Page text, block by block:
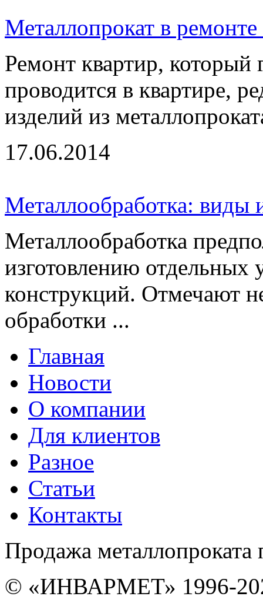
Металлопрокат в ремонте
Ремонт квартир, который
проводится в квартире,
изделий из
17.06.2014
Металлообработка: виды
Металлообработка
изготовлению отдельных
конструкций. Отмечают
обработки ...
Главная
Новости
О компании
Для клиентов
Разное
Статьи
Контакты
Продажа металлопроката
© «ИНВАРМЕТ» 1996-